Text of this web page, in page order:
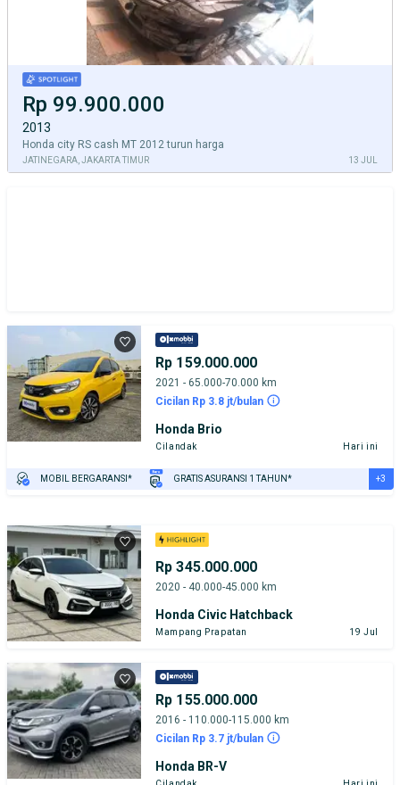
Rp 99.900.000
2013
Honda city RS cash MT 2012 turun harga
JATINEGARA, JAKARTA TIMUR 13 JUL
Rp 159.000.000
2021 - 65.000-70.000 km
Cicilan Rp 3.8 jt/bulan
Honda Brio
Cilandak Hari ini
MOBIL BERGARANSI* GRATIS ASURANSI 1 TAHUN* +3
Rp 345.000.000
2020 - 40.000-45.000 km
Honda Civic Hatchback
Mampang Prapatan 19 Jul
Rp 155.000.000
2016 - 110.000-115.000 km
Cicilan Rp 3.7 jt/bulan
Honda BR-V